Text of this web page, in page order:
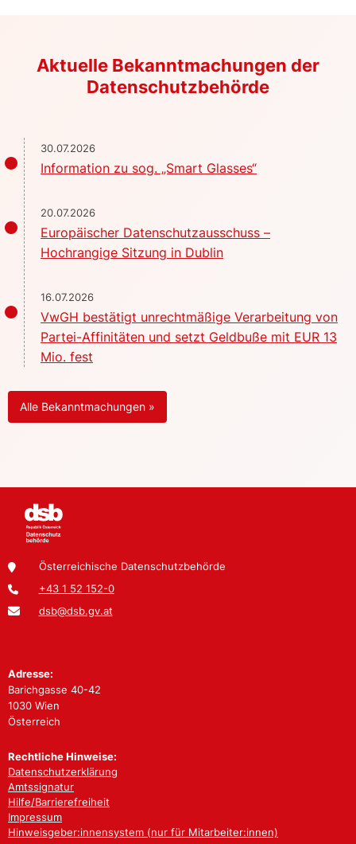
Aktuelle Bekanntmachungen der
Datenschutzbehörde
30.07.2026
Information zu sog. „Smart Glasses“
20.07.2026
Europäischer Datenschutzausschuss –
Hochrangige Sitzung in Dublin
16.07.2026
VwGH bestätigt unrechtmäßige Verarbeitung von
Partei-Affinitäten und setzt Geldbuße mit EUR 13
Mio. fest
Alle Bekanntmachungen »
Österreichische Datenschutzbehörde
+43 1 52 152-0
dsb@dsb.gv.at
Adresse:
Barichgasse 40-42
1030 Wien
Österreich
Rechtliche Hinweise:
Datenschutzerklärung
Amtssignatur
Hilfe/Barrierefreiheit
Impressum
Hinweisgeber:innensystem (nur für Mitarbeiter:innen)